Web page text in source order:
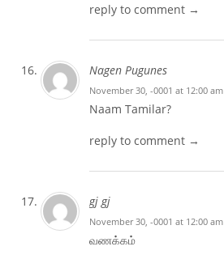
reply to comment →
Nagen Pugunes
November 30, -0001 at 12:00 am
Naam Tamilar?
reply to comment →
gj gj
November 30, -0001 at 12:00 am
வணக்கம்